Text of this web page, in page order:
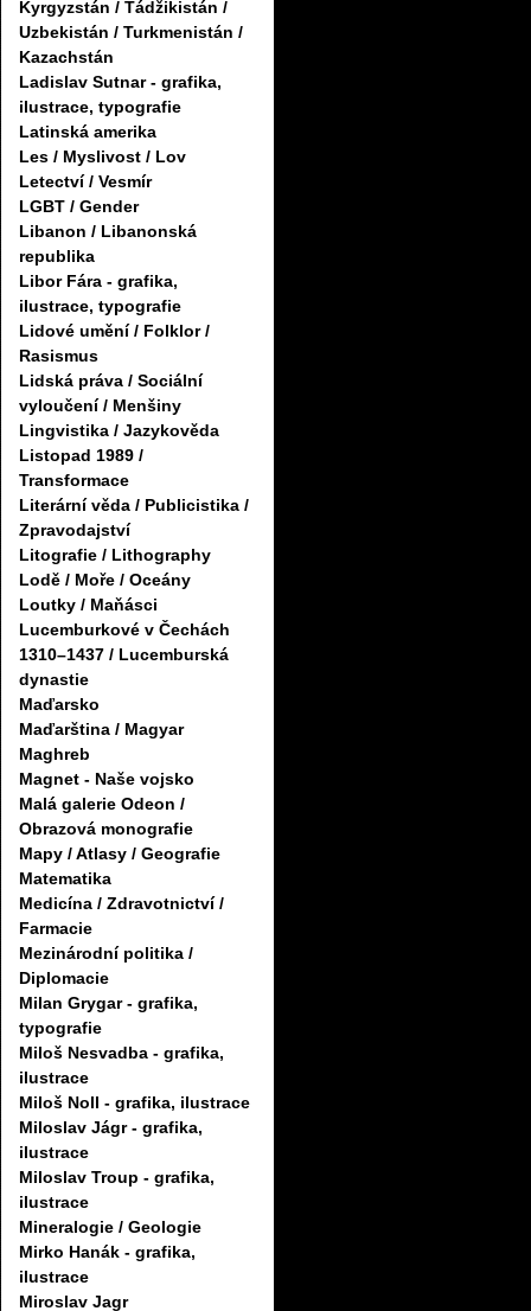
Kyrgyzstán / Tádžikistán /
Uzbekistán / Turkmenistán /
Kazachstán
Ladislav Sutnar - grafika,
ilustrace, typografie
Latinská amerika
Les / Myslivost / Lov
Letectví / Vesmír
LGBT / Gender
Libanon / Libanonská
republika
Libor Fára - grafika,
ilustrace, typografie
Lidové umění / Folklor /
Rasismus
Lidská práva / Sociální
vyloučení / Menšiny
Lingvistika / Jazykověda
Listopad 1989 /
Transformace
Literární věda / Publicistika /
Zpravodajství
Litografie / Lithography
Lodě / Moře / Oceány
Loutky / Maňásci
Lucemburkové v Čechách
1310–1437 / Lucemburská
dynastie
Maďarsko
Maďarština / Magyar
Maghreb
Magnet - Naše vojsko
Malá galerie Odeon /
Obrazová monografie
Mapy / Atlasy / Geografie
Matematika
Medicína / Zdravotnictví /
Farmacie
Mezinárodní politika /
Diplomacie
Milan Grygar - grafika,
typografie
Miloš Nesvadba - grafika,
ilustrace
Miloš Noll - grafika, ilustrace
Miloslav Jágr - grafika,
ilustrace
Miloslav Troup - grafika,
ilustrace
Mineralogie / Geologie
Mirko Hanák - grafika,
ilustrace
Miroslav Jagr